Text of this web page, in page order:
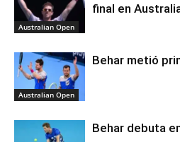
Australian Open
final en
Australian Open
Behar metió
Behar debuta